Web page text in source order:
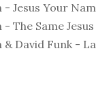
Jesus Your
The Same Jesus
& David Funk -